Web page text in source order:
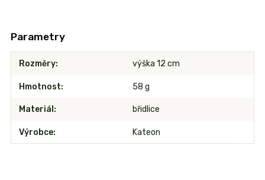
Parametry
Rozměry výška 12 cm
Hmotnost 58 g
Materiál břidlice
Výrobce Kateon